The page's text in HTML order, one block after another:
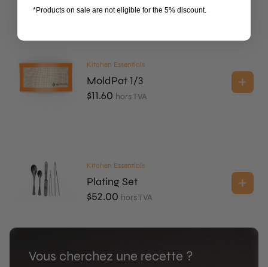
Kitchen Essentials
MoldPat 1/3
$11.60 hors TVA
Kitchen Essentials
Plating Set
$52.00 hors TVA
Vous cherchez une recette ?
*Products on sale are not eligible for the 5% discount.